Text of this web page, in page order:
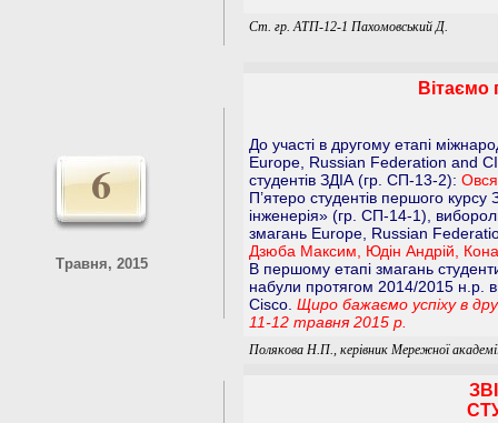
Ст. гр. АТП-12-1 Пахомовський Д.
6
Травня, 2015
Вітаємо
До участі в другому етапі
Europe, Russian Federation and
студентів ЗДІА (гр. СП-13-2):
П’ятеро студентів першого
інженерія» (гр. СП-14-1),
змагань Europe, Russian
Дзюба Максим, Юдін Андрій,
В першому етапі змагань
набули протягом 2014/2015 н.р.
Cisco. Щиро бажаємо успіху в
11-12 травня 2015 р.
Полякова Н.П., керівник Мережної